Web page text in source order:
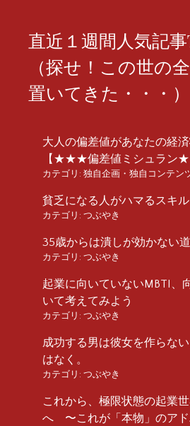
直近１週間人気記
（探せ！この世の
置いてきた・・・）
大人の偏差値があなたの経
【★★★偏差値ミシュラン
カテゴリ: 独自企画・独自コンテン
貧乏になる人がハマるスキル
カテゴリ: つぶやき
35歳からは潰しが効かない
カテゴリ: つぶやき
起業に向いていないMBTI、
いて考えてみよう
カテゴリ: つぶやき
成功する男は彼女を作らな
はなく。
カテゴリ: つぶやき
これから、極限状態の起業
へ 〜これが「本物」のアド